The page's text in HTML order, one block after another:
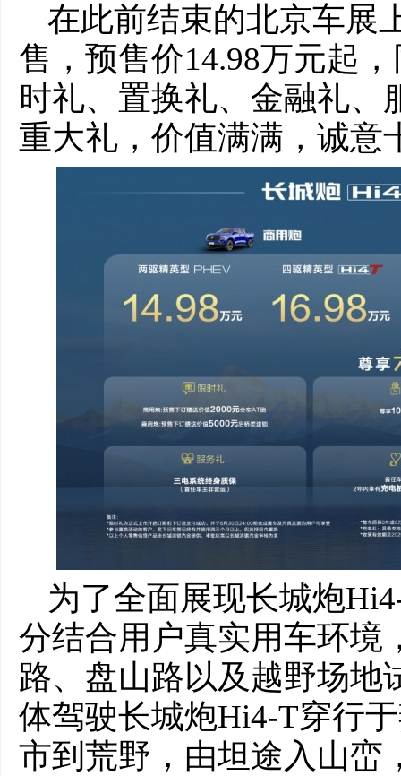
在此前结束的北京车展
售，预售价14.98万元起
时礼、置换礼、金融礼、
重大礼，价值满满，诚意
为了全面展现长城炮
分结合用户真实用车环境
路、盘山路以及越野场地
体驾驶长城炮Hi4-T穿行
市到荒野，由坦途入山峦